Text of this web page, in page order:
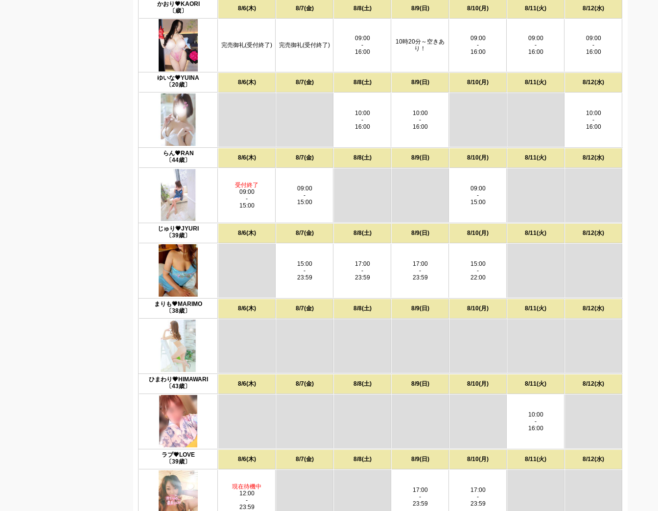
かおり💗KAORI
〔歳〕
8/6(木) 8/7(金) 8/8(土) 8/9(日) 8/10(月) 8/11(火) 8/12(水)
完売御礼(受付終了) 完売御礼(受付終了)
09:00
-
16:00
10時20分～空きあ
り！
09:00
-
16:00
09:00
-
16:00
09:00
-
16:00
ゆいな💗YUINA
〔20歳〕
8/6(木) 8/7(金) 8/8(土) 8/9(日) 8/10(月) 8/11(火) 8/12(水)
10:00
-
16:00
10:00
-
16:00
10:00
-
16:00
らん💗RAN
〔44歳〕
8/6(木) 8/7(金) 8/8(土) 8/9(日) 8/10(月) 8/11(火) 8/12(水)
受付終了
09:00
-
15:00
09:00
-
15:00
09:00
-
15:00
じゅり💗JYURI
〔39歳〕
8/6(木) 8/7(金) 8/8(土) 8/9(日) 8/10(月) 8/11(火) 8/12(水)
15:00
-
23:59
17:00
-
23:59
17:00
-
23:59
15:00
-
22:00
まりも💗MARIMO
〔38歳〕
8/6(木) 8/7(金) 8/8(土) 8/9(日) 8/10(月) 8/11(火) 8/12(水)
ひまわり💗HIMAWARI
〔43歳〕
8/6(木) 8/7(金) 8/8(土) 8/9(日) 8/10(月) 8/11(火) 8/12(水)
10:00
-
16:00
ラブ💗LOVE
〔39歳〕
8/6(木) 8/7(金) 8/8(土) 8/9(日) 8/10(月) 8/11(火) 8/12(水)
現在待機中
12:00
-
23:59
17:00
-
23:59
17:00
-
23:59